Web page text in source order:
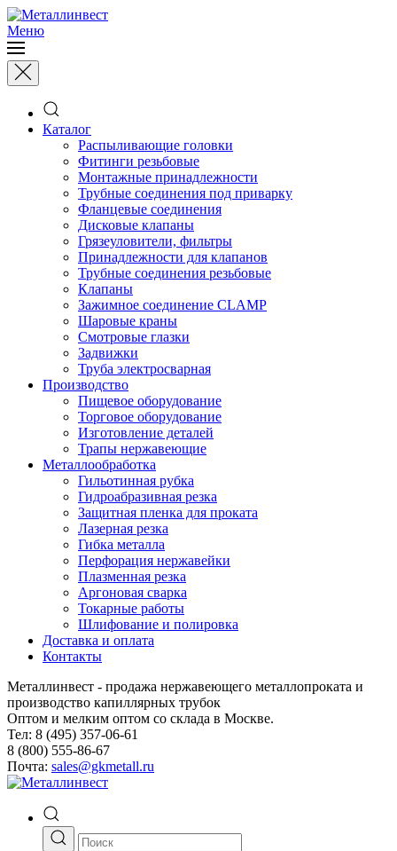
Меню
Каталог
Распыливающие головки
Фитинги резьбовые
Монтажные принадлежности
Трубные соединения под приварку
Фланцевые соединения
Дисковые клапаны
Грязеуловители, фильтры
Принадлежности для клапанов
Трубные соединения резьбовые
Клапаны
Зажимное соединение CLAMP
Шаровые краны
Смотровые глазки
Задвижки
Труба электросварная
Производство
Пищевое оборудование
Торговое оборудование
Изготовление деталей
Трапы нержавеющие
Металлообработка
Гильотинная рубка
Гидроабразивная резка
Защитная пленка для проката
Лазерная резка
Гибка металла
Перфорация нержавейки
Плазменная резка
Аргоновая сварка
Токарные работы
Шлифование и полировка
Доставка и оплата
Контакты
Металлинвест - продажа нержавеющего металлопроката и
производство капиллярных трубок
Оптом и мелким оптом со склада в Москве.
Тел: 8 (495) 357-06-61
8 (800) 555-86-67
Почта: sales@gkmetall.ru